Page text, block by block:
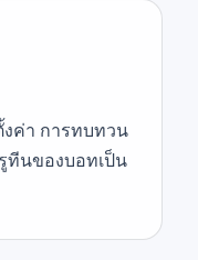
ค่า การทบทวน
ทีนของบอทเป็น